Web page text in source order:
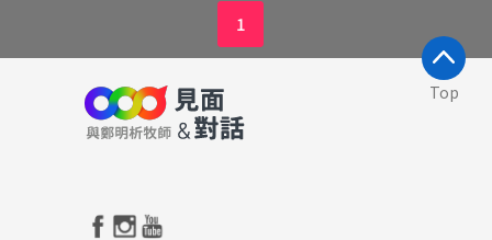
1
Top